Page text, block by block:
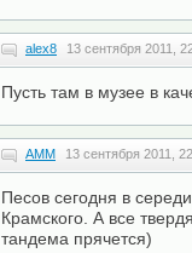
alex8 13 сентября 2011,
Пусть там в музее в
AMM 13 сентября 2011,
Песов сегодня в
Крамского. А все
тандема прячется)